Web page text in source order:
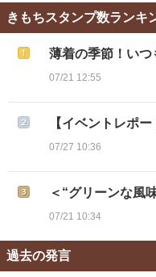
きもちスタンプ数ランキ
薄着の季節！い
07/21 12:55
【イベントレポ
07/27 10:36
＜“グリーンな風
07/21 10:34
過去の発言